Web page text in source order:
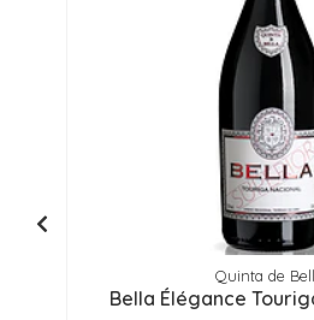
Quinta de
Bella Élégance